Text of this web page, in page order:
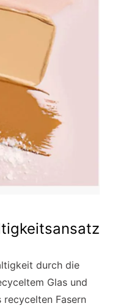
durch die
Glas und
recycelten Fasern